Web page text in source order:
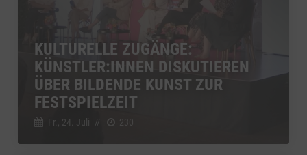
KULTURELLE ZUGÄNGE:
KÜNSTLER:INNEN DISKUTIEREN
ÜBER BILDENDE KUNST ZUR
FESTSPIELZEIT
Fr., 24. Juli // 230